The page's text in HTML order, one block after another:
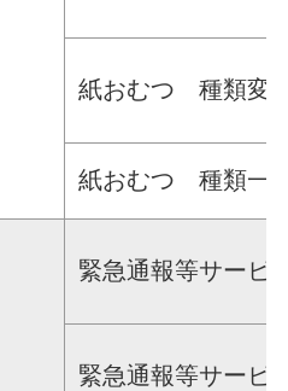
紙おむつ 種類変
紙おむつ 種類一
緊急通報等サー
緊急通報等サー